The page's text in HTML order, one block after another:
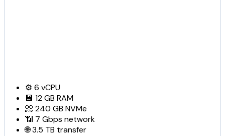
⚙️ 6 vCPU
💾 12 GB RAM
📀 240 GB NVMe
📶 7 Gbps network
🌐3.5 TB transfer